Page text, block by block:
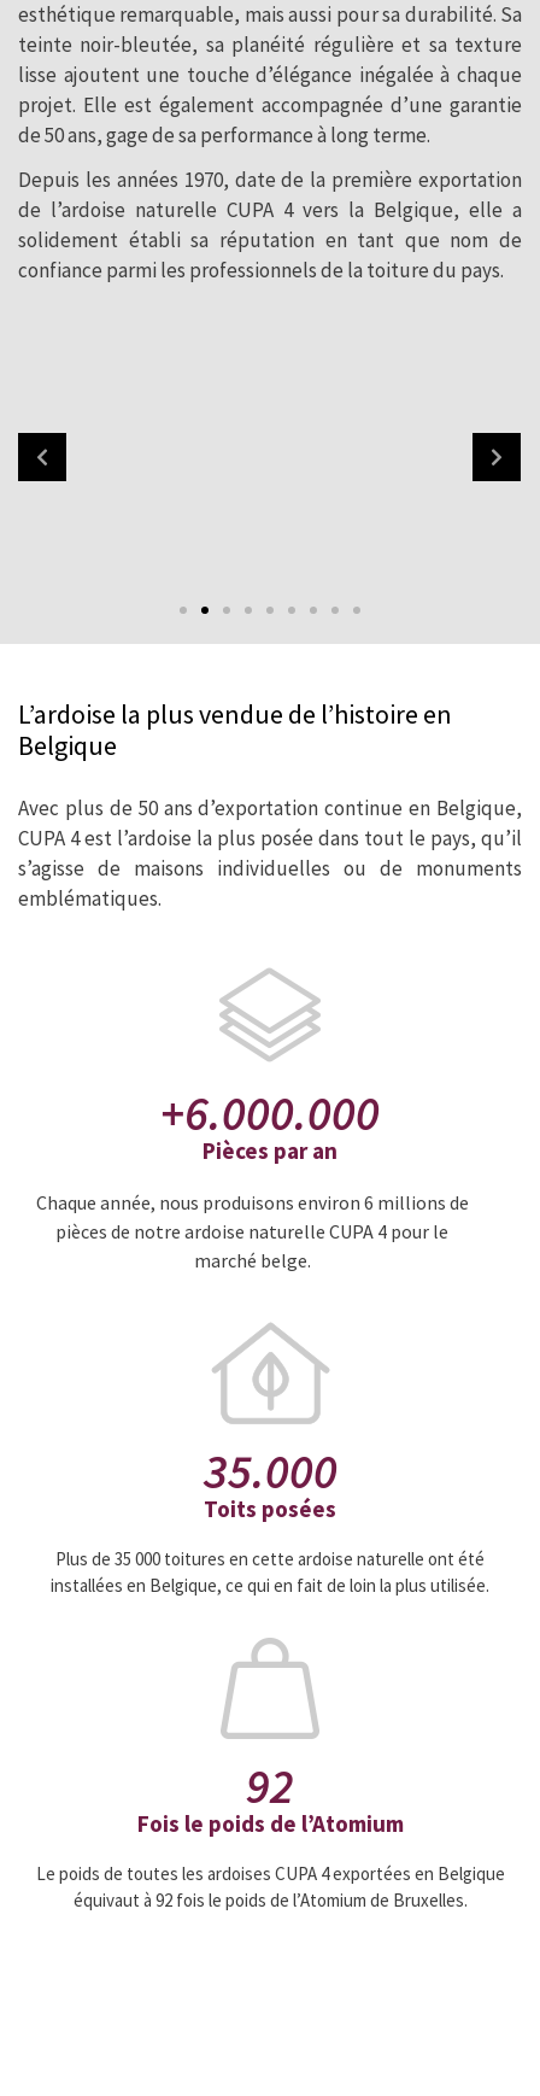
esthétique remarquable, mais aussi pour sa durabilité. Sa
teinte noir-bleutée, sa planéité régulière et sa texture
lisse ajoutent une touche d’élégance inégalée à chaque
projet. Elle est également accompagnée d’une garantie
de 50 ans, gage de sa performance à long terme.
Depuis les années 1970, date de la première exportation
de l’ardoise naturelle CUPA 4 vers la Belgique, elle a
solidement établi sa réputation en tant que nom de
confiance parmi les professionnels de la toiture du pays.
L’ardoise la plus vendue de l’histoire en
Belgique
Avec plus de 50 ans d’exportation continue en Belgique,
CUPA 4 est l’ardoise la plus posée dans tout le pays, qu’il
s’agisse de maisons individuelles ou de monuments
emblématiques.
+6.000.000
Pièces par an
Chaque année, nous produisons environ 6 millions de
pièces de notre ardoise naturelle CUPA 4 pour le
marché belge.
35.000
Toits posées
Plus de 35 000 toitures en cette ardoise naturelle ont été
installées en Belgique, ce qui en fait de loin la plus utilisée.
92
Fois le poids de l’Atomium
Le poids de toutes les ardoises CUPA 4 exportées en Belgique
équivaut à 92 fois le poids de l’Atomium de Bruxelles.